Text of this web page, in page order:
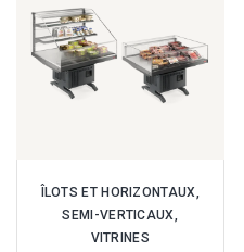
ÎLOTS ET HORIZONTAUX,
SEMI-VERTICAUX,
VITRINES